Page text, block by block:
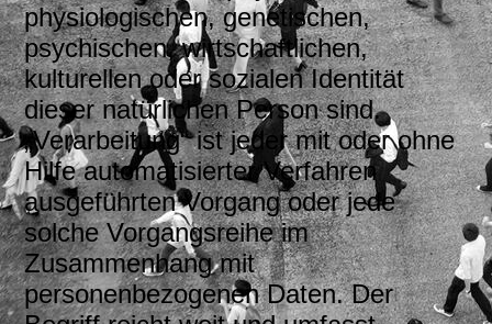
physiologischen, genetischen,
psychischen, wirtschaftlichen,
kulturellen oder sozialen Identität
dieser natürlichen Person sind.
„Verarbeitung“ ist jeder mit oder ohne
Hilfe automatisierter Verfahren
ausgeführten Vorgang oder jede
solche Vorgangsreihe im
Zusammenhang mit
personenbezogenen Daten. Der